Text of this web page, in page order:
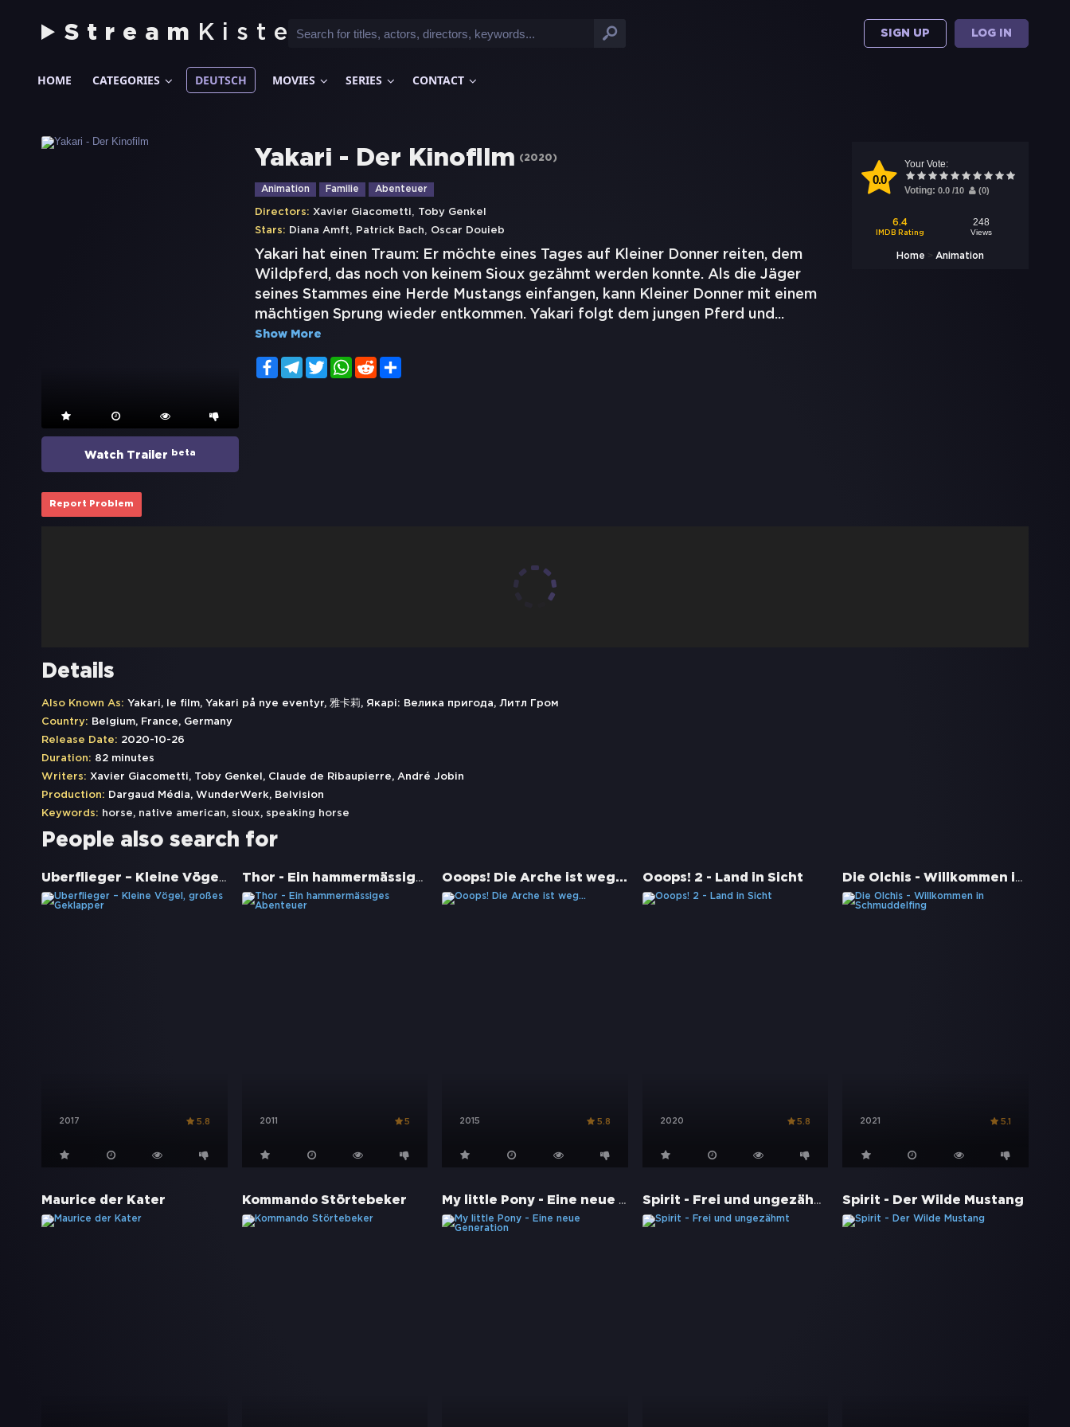
Stream Kiste SIGN UP LOG IN
HOME CATEGORIES DEUTSCH MOVIES SERIES CONTACT
Watch Trailer beta
0.0
Your Vote:
Voting: 0.0 /10 (0)
6.4
IMDB Rating
248
Views
Home > Animation
Yakari - Der Kinofilm (2020)
Animation Familie Abenteuer
Directors: Xavier Giacometti, Toby Genkel
Stars: Diana Amft, Patrick Bach, Oscar Douieb
Yakari hat einen Traum: Er möchte eines Tages auf Kleiner Donner reiten, dem
Wildpferd, das noch von keinem Sioux gezähmt werden konnte. Als die Jäger
seines Stammes eine Herde Mustangs einfangen, kann Kleiner Donner mit einem
mächtigen Sprung wieder entkommen. Yakari folgt dem jungen Pferd und ...
Show More
FacebookTelegramTwitterWhatsApp
Reddit
Report Problem
Details
Also Known As: Yakari, le film, Yakari på nye eventyr, 雅卡莉, Якарі: Велика пригода, Литл Гром
Country: Belgium, France, Germany
Release Date: 2020-10-26
Duration: 82 minutes
Writers: Xavier Giacometti, Toby Genkel, Claude de Ribaupierre, André Jobin
Production: Dargaud Média, WunderWerk, Belvision
Keywords: horse, native american, sioux, speaking horse
People also search for
Überflieger – Kleine Vögel, großes Geklapper
2017 5.8
Thor - Ein hammermässiges Abenteuer
2011 5
Ooops! Die Arche ist weg...
2015 5.8
Ooops! 2 - Land in Sicht
2020 5.8
Die Olchis - Willkommen in Schmuddelfing
2021 5.1
Maurice der Kater Kommando Störtebeker My little Pony - Eine neue Generation Spirit - Frei und ungezähmt Spirit - Der Wilde Mustang